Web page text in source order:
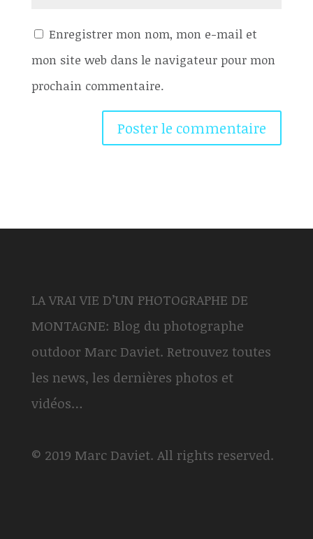
Enregistrer mon nom, mon e-mail et
mon site web dans le navigateur pour mon
prochain commentaire.
LA VRAI VIE D’UN PHOTOGRAPHE DE
MONTAGNE: Blog du photographe
outdoor Marc Daviet. Retrouvez toutes
les news, les dernières photos et
vidéos…
© 2019 Marc Daviet. All rights reserved.